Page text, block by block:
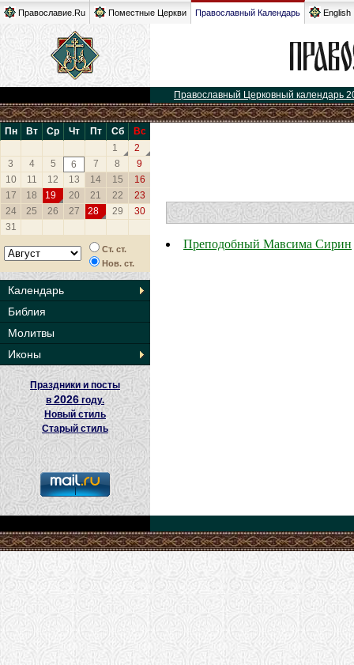
Православие.Ru Поместные Церкви Православный Календарь English
Православный Церковный календарь
Пн Вт Ср Чт Пт Сб
Вс
1
2
3
4 5 6 7 8
9
10
11 12 13 14 15
16
17
18 19 20 21 22
23
24
25 26 27 28 29
30
31
Ст. ст.
Нов. ст.
Календарь
Библия
Молитвы
Иконы
Праздники и посты
в2026 году.
Новый стиль
Старый стиль
Преподобный Мавсима Сирин